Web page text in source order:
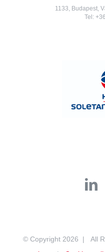
1133, Budapest,
Tel:
© Copyright 2026 | All